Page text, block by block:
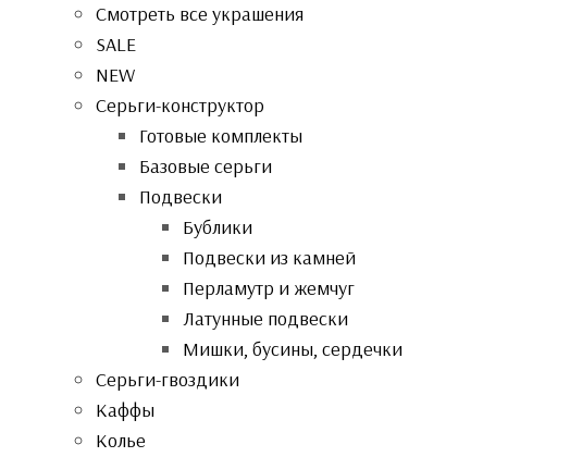
Смотреть все украшения
SALE
NEW
Серьги-конструктор
Готовые комплекты
Базовые серьги
Подвески
Бублики
Подвески из камней
Перламутр и жемчуг
Латунные подвески
Мишки, бусины, сердечки
Серьги-гвоздики
Каффы
Колье